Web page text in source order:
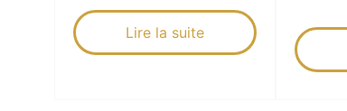
Lire la suite